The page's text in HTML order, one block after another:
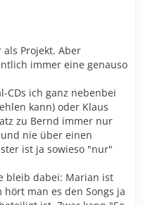
Projekt. Aber
immer eine genauso
CDs ich ganz nebenbei
kann) oder Klaus
zu Bernd immer nur
nie über einen
ist ja sowieso "nur"
bleib dabei: Marian ist
man es den Songs ja